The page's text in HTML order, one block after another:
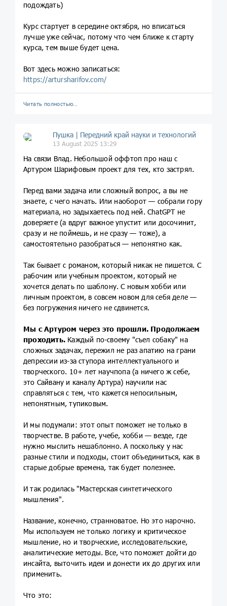
подождать)
Курс стартует в середине октября, но вписаться
лучше уже сейчас, потому что чем ближе к старту
курса, тем выше будет цена.
Вот здесь можно записаться:
https://artursharifov.com/
Читать полностью…
Пушка | Передний край науки и технологий
13 August 2025 13:29
На связи Влад. Небольшой оффтоп про наш с
Артуром Шарифовым проект для тех, кто застрял.
Перед вами задача или сложный вопрос, а вы не
знаете, с чего начать. Или наоборот — собрали гору
материала, но задыхаетесь под ней. ChatGPT не
доверяете (а вдруг важное упустит или досочинит,
сразу и не поймешь, и не сразу — тоже), а
самостоятельно разобраться — непонятно как.
Так бывает с романом, который никак не пишется. С
рабочим или учебным проектом, который не
хочется делать по шаблону. С новым хобби или
личным проектом, в совсем новом для себя деле —
без погружения ничего не сдвинется.
Мы с Артуром через это прошли. Продолжаем
проходить. Каждый по-своему "съел собаку" на
сложных задачах, пережил не раз апатию на грани
депрессии из-за ступора интеллектуального и
творческого. 10+ лет научпопа (а ничего ж себе,
это Сайвану и каналу Артура) научили нас
справляться с тем, что кажется непосильным,
непонятным, тупиковым.
И мы подумали: этот опыт поможет не только в
творчестве. В работе, учебе, хобби — везде, где
нужно мыслить нешаблонно. А поскольку у нас
разные стили и подходы, стоит объединиться, как в
старые добрые времена, так будет полезнее.
И так родилась "Мастерская синтетического
мышления".
Название, конечно, странноватое. Но это нарочно.
Мы используем не только логику и критическое
мышление, но и творческие, исследовательские,
аналитические методы. Все, что поможет дойти до
инсайта, выточить идеи и донести их до других или
применить.
Что это: